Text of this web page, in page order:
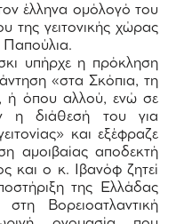
έλληνα ομόλογό του
γειτονικής χώρας
Παπούλια.
υπήρχε η πρόκληση
«στα Σκόπια, τη
ή όπου αλλού, ενώ σε
η διάθεσή του για
και εξέφραζε
αμοιβαίας αποδεκτή
και ο κ. Ιβανόφ ζητεί
της Ελλάδας
Βορειοατλαντική